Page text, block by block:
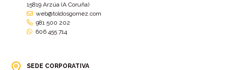
15819 Arzúa (A Coruña)
web@toldosgomez.com
981 500 202
606 455 714
SEDE CORPORATIVA